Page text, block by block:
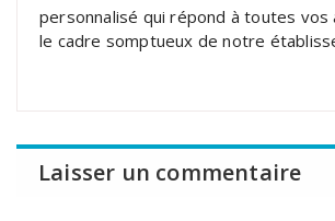
personnalisé qui répond à toutes
le cadre somptueux de notre
Laisser un commentaire